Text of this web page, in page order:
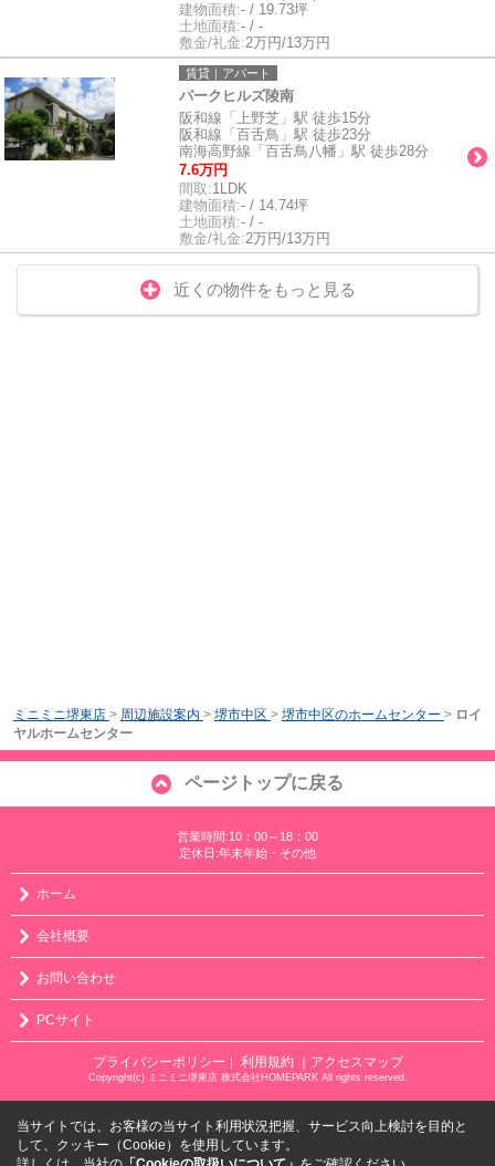
建物面積:- / 19.73坪
土地面積:- / -
敷金/礼金:2万円/13万円
賃貸｜アパート
パークヒルズ陵南
阪和線「上野芝」駅 徒歩15分
阪和線「百舌鳥」駅 徒歩23分
南海高野線「百舌鳥八幡」駅 徒歩28分
7.6万円
間取:1LDK
建物面積:- / 14.74坪
土地面積:- / -
敷金/礼金:2万円/13万円
近くの物件をもっと見る
ミニミニ堺東店 > 周辺施設案内 > 堺市中区 > 堺市中区のホームセンター > ロイ
ヤルホームセンター
ページトップに戻る
営業時間:10：00～18：00
定休日:年末年始・その他
ホーム
会社概要
お問い合わせ
PCサイト
プライバシーポリシー ｜ 利用規約 ｜アクセスマップ
Copyright(c) ミニミニ堺東店 株式会社HOMEPARK All rights reserved.
当サイトでは、お客様の当サイト利用状況把握、サービス向上検討を目的と
して、クッキー（Cookie）を使用しています。